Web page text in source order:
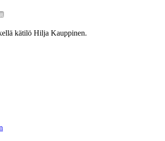
kätilö Hilja Kauppinen.